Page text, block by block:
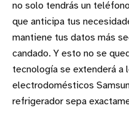
no solo tendrás un
que anticipa tus
mantiene tus datos más
candado. Y esto no se
tecnología se extenderá a
electrodomésticos
refrigerador sepa